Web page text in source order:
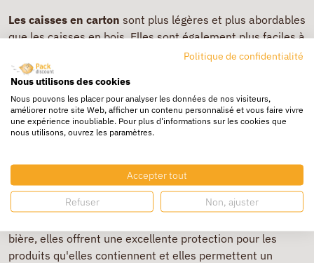
Les caisses en carton sont plus légères et plus abordables
que les caisses en bois. Elles sont également plus faciles à
transporter et à stocker. Elles sont idéales pour le
transport de produits légers ou de petites dimensions.
Enfin, les caisses de déménagement sont des emballages
spécialement conçus pour le transport et le stockage de
biens personnels lors d'un déménagement. Elles sont
robustes, durables et résistantes, et elles offrent une
En somme, les caisses sont des emballages polyvalents
qui peuvent être utilisés dans de nombreux contextes.
bière, elles offrent une excellente protection pour les
produits qu'elles contiennent et elles permettent un
Politique de confidentialité
Nous utilisons des cookies
Nous pouvons les placer pour analyser les données de nos visiteurs,
améliorer notre site Web, afficher un contenu personnalisé et vous faire vivre
une expérience inoubliable. Pour plus d'informations sur les cookies que
nous utilisons, ouvrez les paramètres.
Accepter tout
Refuser Non, ajuster